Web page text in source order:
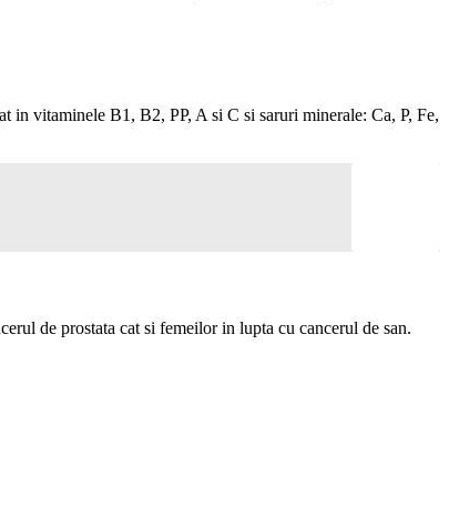
in vitaminele B1, B2, PP, A si C si saruri minerale: Ca, P, Fe,
de prostata cat si femeilor in lupta cu cancerul de san.